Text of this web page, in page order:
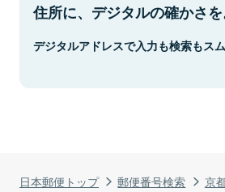
日本郵便トップ 郵便番号検索 京
住所に、デジタルの確かさを
デジタルアドレスで入力も検索もスム